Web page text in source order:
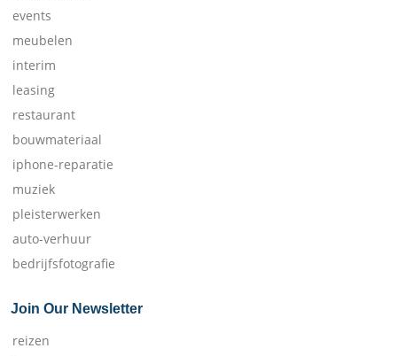
events
meubelen
interim
leasing
restaurant
bouwmateriaal
iphone-reparatie
muziek
pleisterwerken
auto-verhuur
bedrijfsfotografie
Join Our Newsletter
reizen